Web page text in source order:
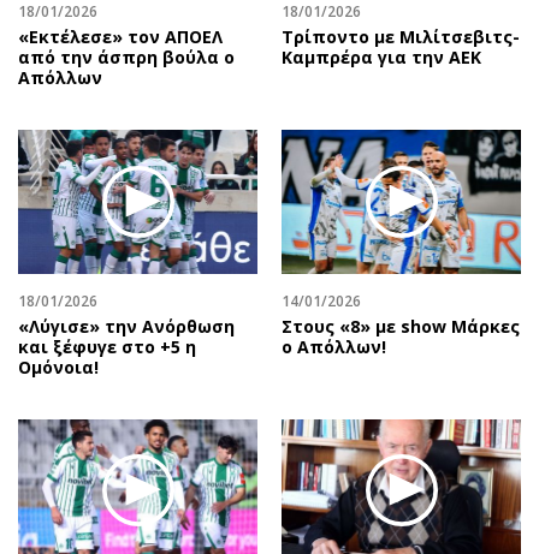
18/01/2026
«Εκτέλεσε» τον ΑΠΟΕΛ
από την άσπρη βούλα ο
Απόλλων
18/01/2026
Τρίποντο με Μιλίτσεβιτς-
Καμπρέρα για την ΑΕΚ
18/01/2026
«Λύγισε» την Ανόρθωση
και ξέφυγε στο +5 η
Ομόνοια!
14/01/2026
Στους «8» με show Μάρκες
ο Απόλλων!